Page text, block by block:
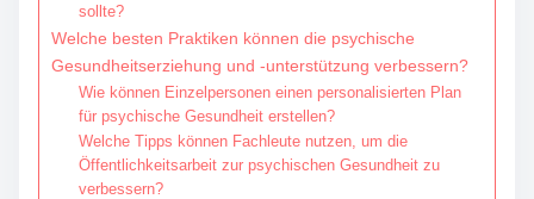
sollte?
Welche besten Praktiken können die psychische
Gesundheitserziehung und -unterstützung verbessern?
Wie können Einzelpersonen einen personalisierten Plan
für psychische Gesundheit erstellen?
Welche Tipps können Fachleute nutzen, um die
Öffentlichkeitsarbeit zur psychischen Gesundheit zu
verbessern?